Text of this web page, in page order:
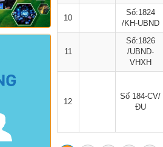
10
Số:1824
/KH-UBND
11
Số:1826
/UBND-
VHXH
12
Số 184-CV/
ĐU